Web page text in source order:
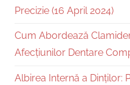
Precizie (16 April 2024)
Cum Abordează
Afecțiunilor Dentare
Albirea Internă a Dinților: